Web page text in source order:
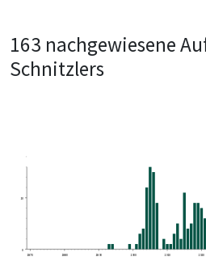
163 nachgewiesene
Schnitzlers
0
10
1870 1880 1890 1900 1910 1920